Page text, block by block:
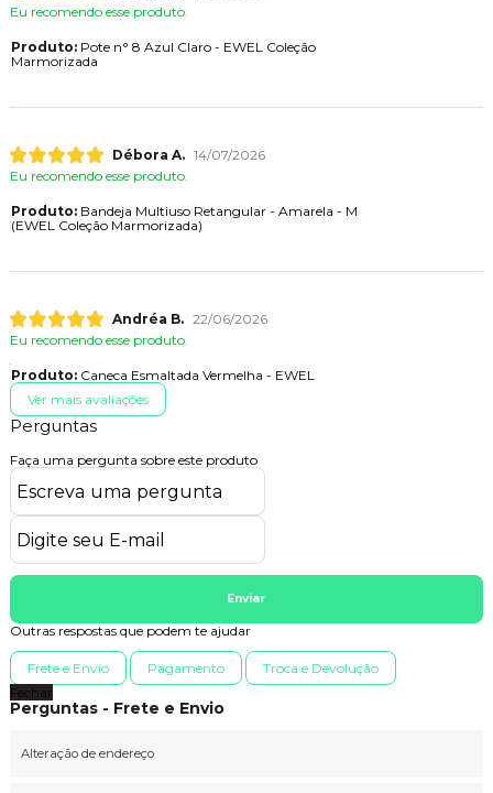
Eu recomendo esse produto.
Produto:Pote n° 8 Azul Claro - EWEL Coleção
Marmorizada
Débora A. 14/07/2026
Eu recomendo esse produto.
Produto:Bandeja Multiuso Retangular - Amarela - M
(EWEL Coleção Marmorizada)
Andréa B. 22/06/2026
Eu recomendo esse produto.
Produto:Caneca Esmaltada Vermelha - EWEL
Ver mais avaliações
Perguntas
Faça uma pergunta sobre este produto
Enviar
Outras respostas que podem te ajudar
Frete e Envio Pagamento
Troca e Devolução
Fechar
Perguntas - Frete e Envio
Alteração de endereço